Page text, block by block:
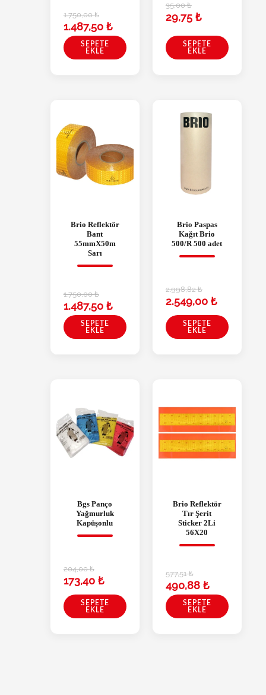
1.750,00₺
1.487,50 ₺
SEPETE
EKLE
35,00₺
29,75 ₺
SEPETE
EKLE
Brio Reflektör
Bant
55mmX50m
Sarı
1.750,00₺
1.487,50 ₺
SEPETE
EKLE
Brio Paspas
Kağıt Brio
500/R 500 adet
2.998,82₺
2.549,00 ₺
SEPETE
EKLE
Bgs Panço
Yağmurluk
Kapüşonlu
204,00₺
173,40 ₺
SEPETE
EKLE
Brio Reflektör
Tır Şerit
Sticker 2Li
56X20
577,51₺
490,88 ₺
SEPETE
EKLE